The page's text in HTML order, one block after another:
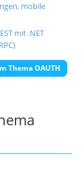
mobile
mit .NET
Thema OAUTH